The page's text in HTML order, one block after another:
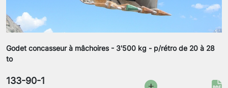
Godet concasseur à mâchoires - 3'500 kg - p/rétro de 20 à 28
to
133-90-1